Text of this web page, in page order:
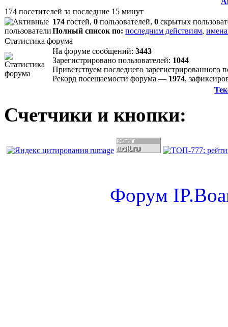
174 посетителей за последние 15 минут
174 гостей, 0 пользователей, 0 скрытых
Полный список по: последним действиям,
Статистика форума
На форуме сообщений: 3443
Зарегистрировано пользователей: 1044
Приветствуем последнего зарегистрированного
Рекорд посещаемости форума — 1974,
Счетчики и кнопки:
Форум